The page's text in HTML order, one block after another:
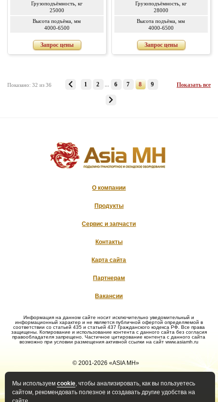
Грузоподъёмность, кг
25000
Высота подъёма, мм
4000-6500
Запрос цены
Грузоподъёмность, кг
28000
Высота подъёма, мм
4000-6500
Запрос цены
Показано: 32 из 36 Показать все
1 2 ... 6 7 8 9
Мы используем cookie, чтобы анализировать, как вы пользуетесь
сайтом, рекомендовать полезное и создавать другие удобства на
О компании
Продукты
Сервис и запчасти
Контакты
Карта сайта
Партнерам
Вакансии
Информация на данном сайте носит исключительно уведомительный и
информационный характер и не является публичной офертой определяемой в
соответствии со статьей 435 и статьей 437 Гражданского кодекса РФ. Все права
защищены. Копирование и использование контента с данного сайта без согласия
правообладателя запрещено. Частичное цитирование контента с данного сайта
возможно при условии размещения активной ссылки на сайт www.asiamh.ru
© 2001-2026 «ASIA MH»
Политика конфиденциальности
Политика оператора в
отношении обработки ПД